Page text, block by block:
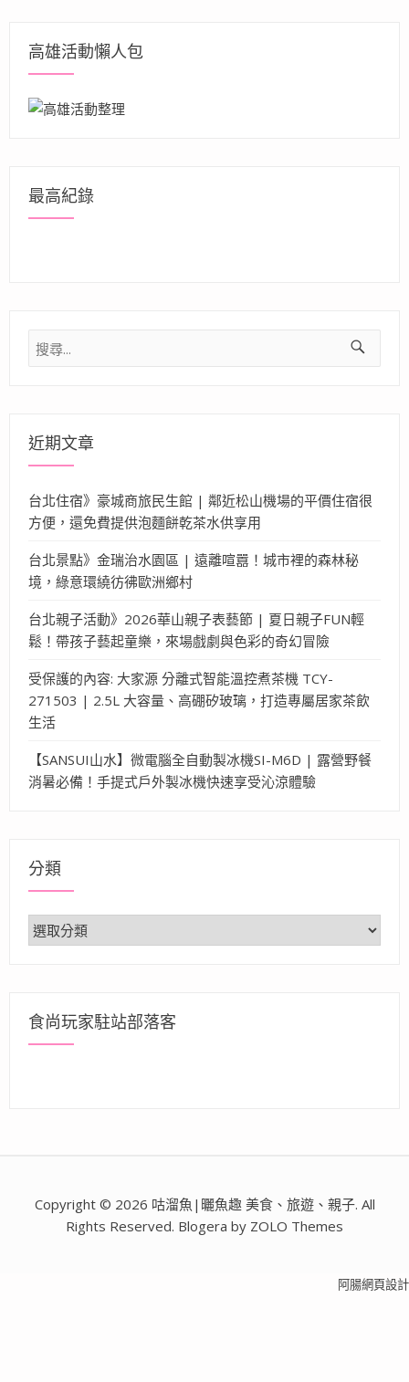
高雄活動懶人包
最高紀錄
搜
尋
近期文章
台北住宿》豪城商旅民生館 | 鄰近松山機場的平價住宿很
方便，還免費提供泡麵餅乾茶水供享用
台北景點》金瑞治水園區 | 遠離喧囂！城市裡的森林秘
境，綠意環繞彷彿歐洲鄉村
台北親子活動》2026華山親子表藝節 | 夏日親子FUN輕
鬆！帶孩子藝起童樂，來場戲劇與色彩的奇幻冒險
受保護的內容: 大家源 分離式智能溫控煮茶機 TCY-
271503 | 2.5L 大容量、高硼矽玻璃，打造專屬居家茶飲
生活
【SANSUI山水】微電腦全自動製冰機SI-M6D | 露營野餐
消暑必備！手提式戶外製冰機快速享受沁涼體驗
分類
分
類
食尚玩家駐站部落客
Copyright © 2026 咕溜魚|曬魚趣 美食、旅遊、親子. All
Rights Reserved. Blogera by ZOLO Themes
阿腸網頁設計